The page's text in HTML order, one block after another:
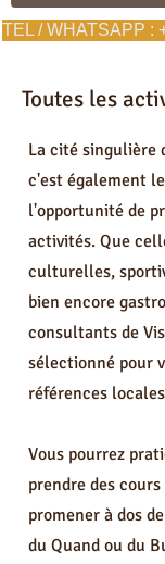
TEL / WHATSAPP :
Toutes les
La cité singulière
c'est également
l'opportunité de
activités. Que
culturelles,
bien encore
consultants de
sélectionné pour
références
Vous pourrez
prendre des
promener à dos
du Quand ou du